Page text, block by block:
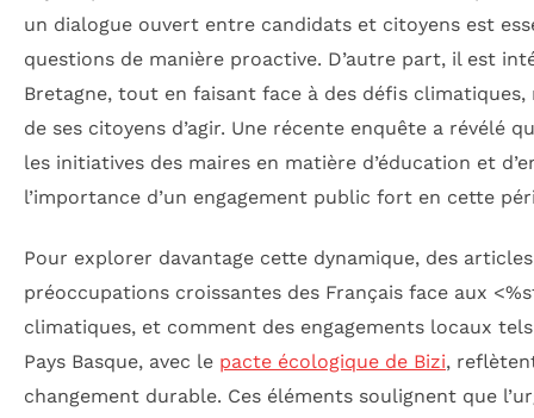
un dialogue ouvert entre candidats et citoyens est
questions de manière proactive. D’autre part, il est
Bretagne, tout en faisant face à des défis
de ses citoyens d’agir. Une récente enquête a révélé
les initiatives des maires en matière d’éducation et
l’importance d’un engagement public fort en cette
Pour explorer davantage cette dynamique, des
préoccupations croissantes des Français face aux
climatiques, et comment des engagements locaux
Pays Basque, avec le pacte écologique de Bizi,
changement durable. Ces éléments soulignent que